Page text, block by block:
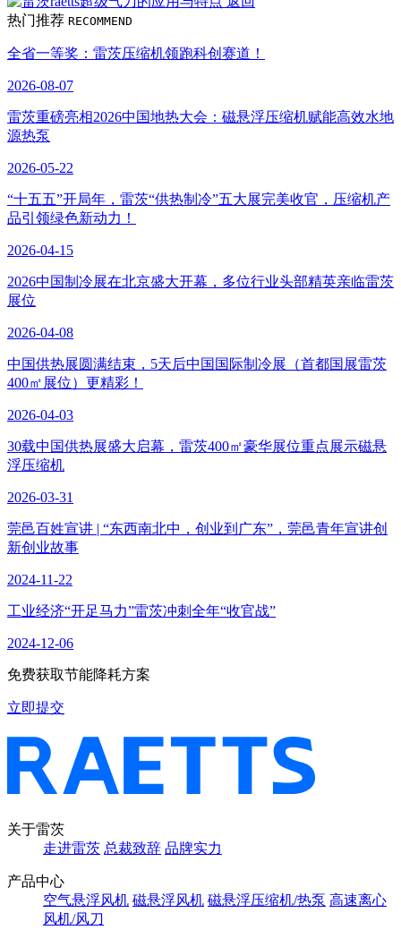
热门推荐 RECOMMEND
全省一等奖：雷茨压缩机领跑科创赛道！
2026-08-07
雷茨重磅亮相2026中国地热大会：磁悬浮压缩机赋能高效水地
源热泵
2026-05-22
“十五五”开局年，雷茨“供热制冷”五大展完美收官，压缩机产
品引领绿色新动力！
2026-04-15
2026中国制冷展在北京盛大开幕，多位行业头部精英亲临雷茨
展位
2026-04-08
中国供热展圆满结束，5天后中国国际制冷展（首都国展雷茨
400㎡展位）更精彩！
2026-04-03
30载中国供热展盛大启幕，雷茨400㎡豪华展位重点展示磁悬
浮压缩机
2026-03-31
莞邑百姓宣讲 | “东西南北中，创业到广东”，莞邑青年宣讲创
新创业故事
2024-11-22
工业经济“开足马力”雷茨冲刺全年“收官战”
2024-12-06
免费获取节能降耗方案
立即提交
关于雷茨
走进雷茨 总裁致辞 品牌实力
产品中心
空气悬浮风机 磁悬浮风机 磁悬浮压缩机/热泵 高速离心
风机/风刀